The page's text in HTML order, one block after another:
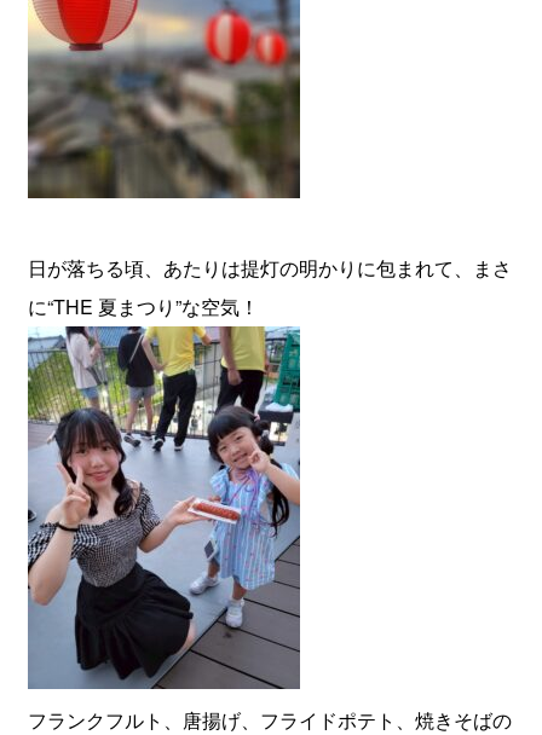
日が落ちる頃、あたりは提灯の明かりに包まれて、まさ
に“THE 夏まつり”な空気！
フランクフルト、唐揚げ、フライドポテト、焼きそばの